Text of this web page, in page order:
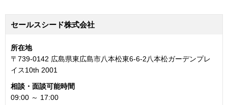
セールスシード株式会社
所在地
〒739-0142 広島県東広島市八本松東6-6-2八本松ガーデンプレ
イス10th 2001
相談・面談可能時間
09:00 ～ 17:00